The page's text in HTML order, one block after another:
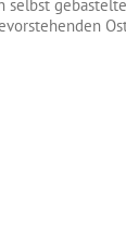
selbst